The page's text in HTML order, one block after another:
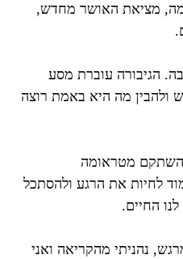
מציאת האושר מחדש,
הגיבורה עוברת מסע
ולהבין מה היא באמת רוצה
מטראומה
לחיות את הרגע ולהסתכל
החיים.
נהניתי מהקריאה ואני